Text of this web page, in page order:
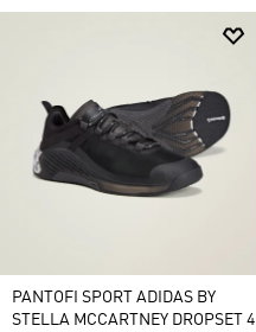
PANTOFI SPORT ADIDAS BY
STELLA MCCARTNEY DROPSET 4